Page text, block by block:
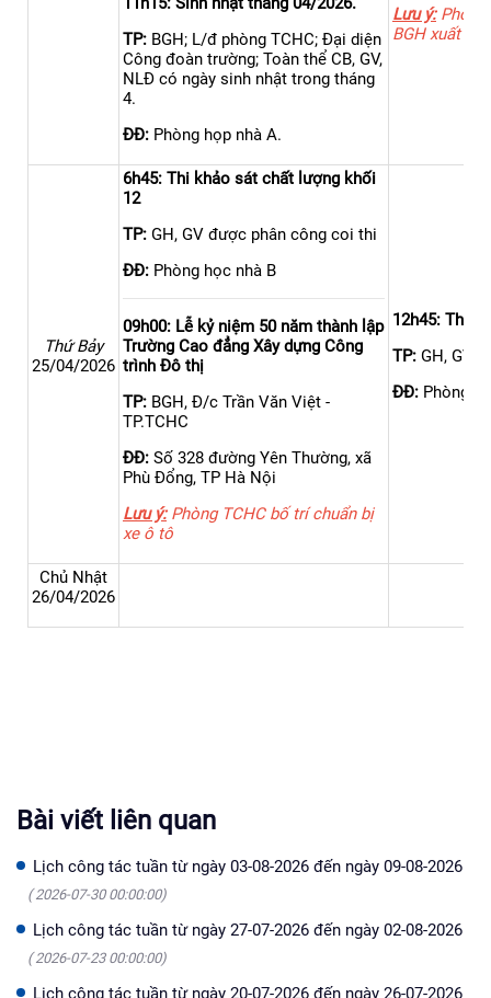
TP: BGH; L/đ phòng TCHC; Đại diện
Công đoàn trường; Toàn thể CB, GV,
NLĐ có ngày sinh nhật trong tháng
4.
ĐĐ: Phòng họp nhà A.
Lưu ý:
BGH xuất
Thứ Bảy
25/04/2026
6h45: Thi khảo sát chất lượng khối
12
TP: GH, GV được phân công coi thi
ĐĐ: Phòng học nhà B
09h00: Lễ kỷ niệm 50 năm thành lập
Trường Cao đẳng Xây dựng Công
trình Đô thị
TP: BGH, Đ/c Trần Văn Việt -
TP.TCHC
ĐĐ: Số 328 đường Yên Thường, xã
Phù Đổng, TP Hà Nội
Lưu ý:Phòng TCHC bố trí chuẩn bị
xe ô tô
12h45: Thi
TP: GH, GV
ĐĐ: Phòng
Chủ Nhật
26/04/2026
Bài viết liên quan
Lịch công tác tuần từ ngày 03-08-2026 đến ngày 09-08-2026
( 2026-07-30 00:00:00)
Lịch công tác tuần từ ngày 27-07-2026 đến ngày 02-08-2026
( 2026-07-23 00:00:00)
Lịch công tác tuần từ ngày 20-07-2026 đến ngày 26-07-2026